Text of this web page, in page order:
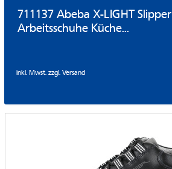
711137 Abeba X-LIGHT Slipper
Arbeitsschuhe Küche...
inkl. Mwst. zzgl.Versand